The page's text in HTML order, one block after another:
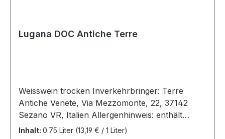
Lugana DOC Antiche Terre
Weisswein trocken Inverkehrbringer: Terre
Antiche Venete, Via Mezzomonte, 22, 37142
Sezano VR, Italien Allergenhinweis: enthält
Sulfite Herkunft: Lombardei / Italien Jahrgang:
Inhalt: 0.75 Liter (13,19 € / 1 Liter)